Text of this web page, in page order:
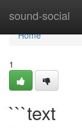
sound-social
Home
Home
1
```text